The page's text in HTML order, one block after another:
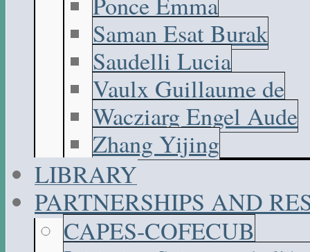
Saman Esat Burak
Saudelli Lucia
Vaulx Guillaume de
Wacziarg Engel Aude
Zhang Yijing
LIBRARY
PARTNERSHIPS AND
CAPES-COFECUB